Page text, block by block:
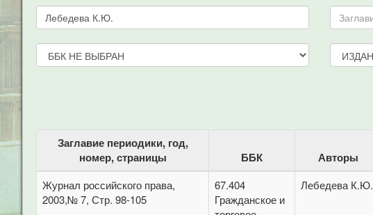
Заглавие периодики, год,
номер, страницы
ББК Авторы
Журнал российского права,
2003,№ 7, Стр. 98-105
67.404
Гражданское и
Лебедева К.Ю.